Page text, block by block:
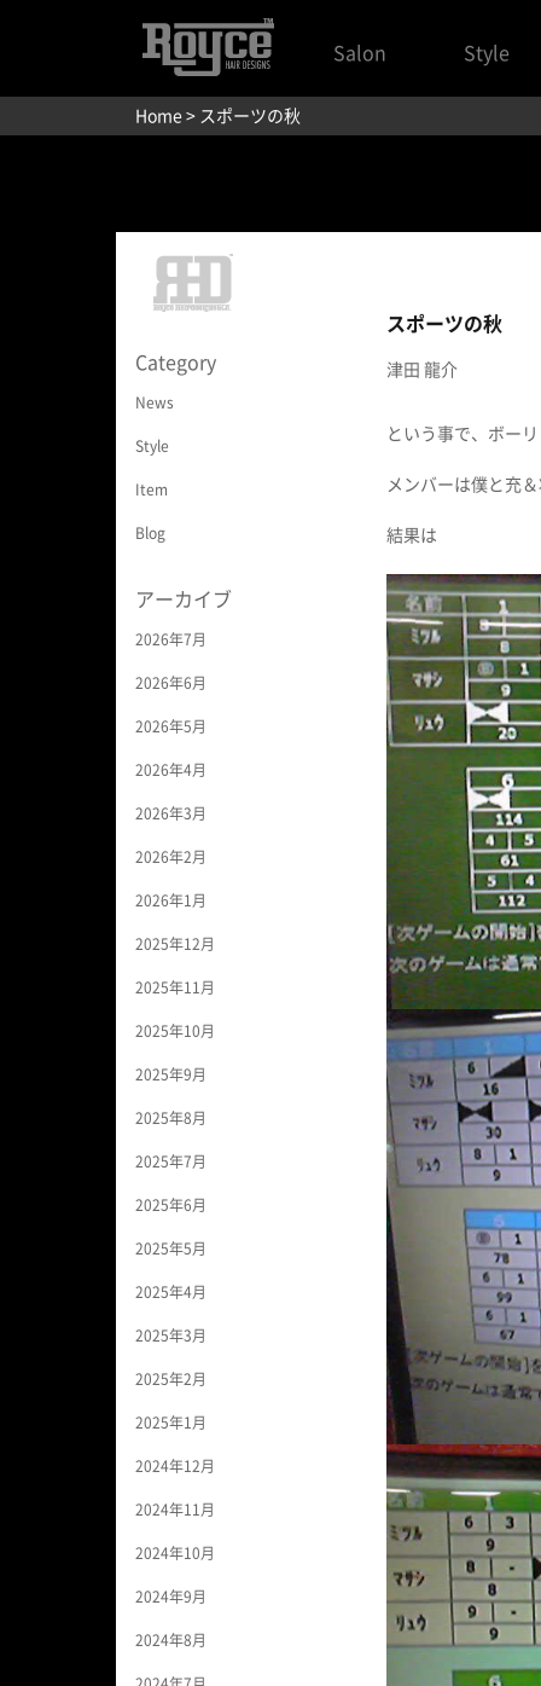
Salon Style
Home > スポーツの秋
Category
News
Style
Item
Blog
アーカイブ
2026年7月
2026年6月
2026年5月
2026年4月
2026年3月
2026年2月
2026年1月
2025年12月
2025年11月
2025年10月
2025年9月
2025年8月
2025年7月
2025年6月
2025年5月
2025年4月
2025年3月
2025年2月
2025年1月
2024年12月
2024年11月
2024年10月
2024年9月
2024年8月
スポーツの秋
津田 龍介
という事で、ボー
メンバーは僕と充
結果は